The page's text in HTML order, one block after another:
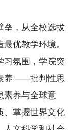
垒，从全校选拔
优教学环境。
习氛围，学院突
养——批判性思
素养与全球意
、掌握世界文化